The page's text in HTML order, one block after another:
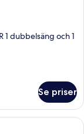
1 dubbelsäng och 1
Se priser